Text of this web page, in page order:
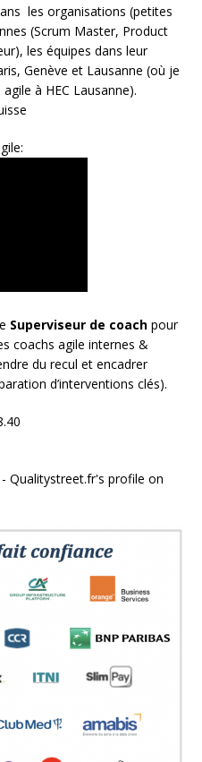
les organisations (petites
(Scrum Master, Product
les équipes dans leur
Genève et Lausanne (où je
à HEC Lausanne).
Superviseur de coach pour
coachs agile internes &
du recul et encadrer
d’interventions clés).